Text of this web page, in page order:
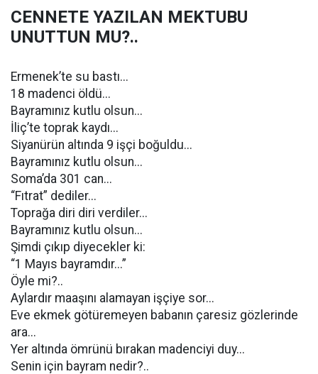
CENNETE YAZILAN MEKTUBU
UNUTTUN MU?..
Ermenek’te su bastı...
18 madenci öldü...
Bayramınız kutlu olsun...
İliç’te toprak kaydı...
Siyanürün altında 9 işçi boğuldu...
Bayramınız kutlu olsun...
Soma’da 301 can...
“Fıtrat” dediler...
Toprağa diri diri verdiler...
Bayramınız kutlu olsun...
Şimdi çıkıp diyecekler ki:
“1 Mayıs bayramdır...”
Öyle mi?..
Aylardır maaşını alamayan işçiye sor...
Eve ekmek götüremeyen babanın çaresiz gözlerinde
ara...
Yer altında ömrünü bırakan madenciyi duy...
Senin için bayram nedir?..